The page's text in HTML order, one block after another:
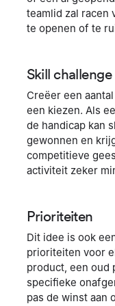
teamlid zal racen
te openen of te
Skill challenge
Creëer een
een kiezen. Als
de handicap kan
gewonnen en
competitieve
activiteit zeker
Prioriteiten
Dit idee is ook
prioriteiten voor
product, een oud
specifieke
pas de winst aan